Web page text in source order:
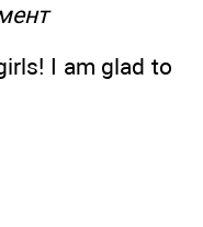
I am glad to